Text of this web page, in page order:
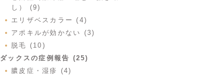
し） (9)
エリザベスカラー (4)
アポキルが効かない (3)
脱毛 (10)
ダックスの症例報告 (25)
膿皮症・湿疹 (4)